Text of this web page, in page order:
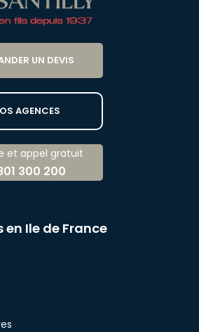
UN DEVIS
AGENCES
et appel gratuit
300 200
en Ile de France